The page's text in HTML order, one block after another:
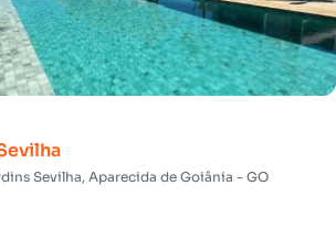
Sevilha, Aparecida de Goiânia - GO